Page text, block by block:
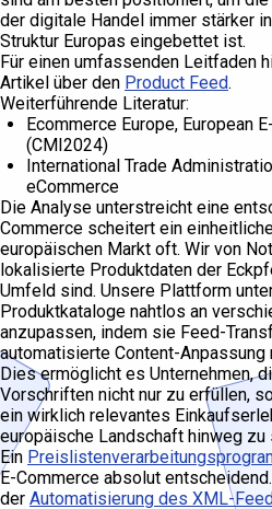
der digitale Handel immer stärker
Struktur Europas eingebettet ist.
Für einen umfassenden Leitfaden
Artikel über den Product Feed.
Weiterführende Literatur:
Ecommerce Europe, European
(CMI2024)
International Trade
eCommerce
Die Analyse unterstreicht eine
Commerce scheitert ein
europäischen Markt oft. Wir von
lokalisierte Produktdaten der
Umfeld sind. Unsere Plattform
Produktkataloge nahtlos an
anzupassen, indem sie Feed-
automatisierte Content-
Dies ermöglicht es Unternehmen,
Vorschriften nicht nur zu erfüllen,
ein wirklich relevantes
europäische Landschaft hinweg zu
Ein
E-Commerce absolut
der Automatisierung des XML-